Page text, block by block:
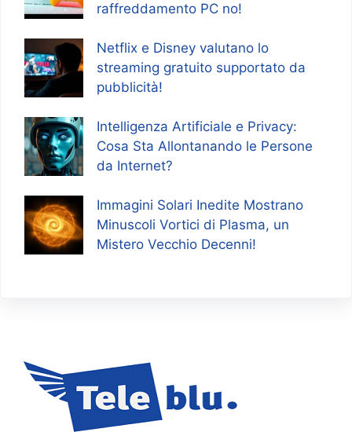
raffreddamento PC no!
Netflix e Disney valutano lo
streaming gratuito supportato da
pubblicità!
Intelligenza Artificiale e Privacy:
Cosa Sta Allontanando le Persone
da Internet?
Immagini Solari Inedite Mostrano
Minuscoli Vortici di Plasma, un
Mistero Vecchio Decenni!